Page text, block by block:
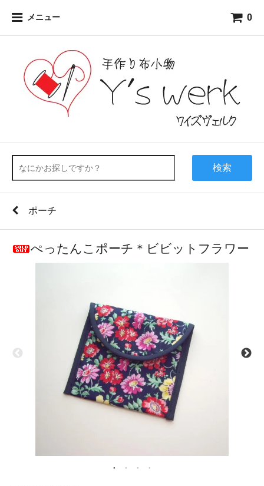
メニュー 0
検索
ポーチ
ぺったんこポーチ＊ビビットフラワー